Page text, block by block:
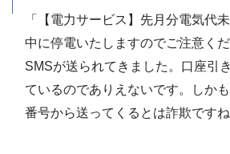
「【電力サービス】先月分電気代
中に停電いたしますのでご注意く
SMSが送られてきました。口座引
ているのでありえないです。しか
番号から送ってくるとは詐欺ですね